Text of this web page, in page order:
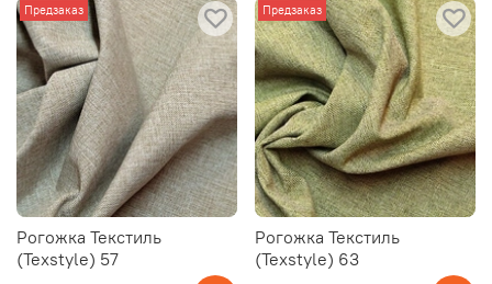
Предзаказ
Рогожка Текстиль
(Texstyle) 57
Предзаказ
Рогожка Текстиль
(Texstyle) 63